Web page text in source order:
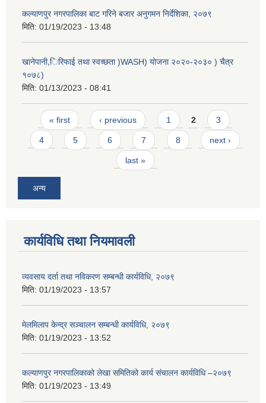
कल्याणपुर नगरपालिका बाट गरिने बजार अनुगमन निर्देशिका, २०७९
मिति: 01/19/2023 - 13:48
खानेपानी,िरिफाई तथा स्वच्छता )WASH) योजना २०२०-२०३० ) चैत्र
१०७८)
मिति: 01/13/2023 - 08:41
Pages
« first ‹ previous 1 2 3
4 5 6 7 8 next ›
last »
अन्य
कार्यविधि तथा नियमावली
व्यवसाय दर्ता तथा नविकरण सम्बन्धी कार्यविधि, २०७९
मिति: 01/19/2023 - 13:57
मेलमिलाप केन्द्र सञ्चालन सम्बन्धी कार्यविधि, २०७९
मिति: 01/19/2023 - 13:52
कल्याणपुर नगरपालिकाको लेखा समितिको कार्य संचालन कार्यविधि –२०७९
मिति: 01/19/2023 - 13:49